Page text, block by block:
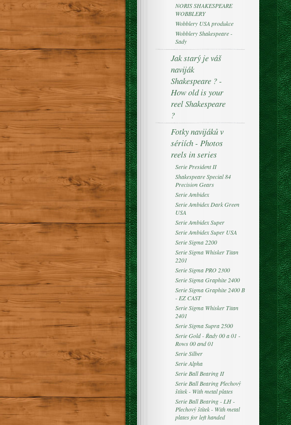
NORIS SHAKESPEARE
WOBBLERY
Wobblery USA produkce
Wobblery Shakespeare -
Sady
Jak starý je váš
naviják
Shakespeare ? -
How old is your
reel Shakespeare
?
Fotky navijáků v
sériích - Photos
reels in series
Serie President II
Shakespeare Special 84
Precision Gears
Serie Ambidex
Serie Ambidex Dark Green
USA
Serie Ambidex Super
Serie Ambidex Super USA
Serie Sigma 2200
Serie Sigma Whisker Titan
2201
Serie Sigma PRO 2300
Serie Sigma Graphite 2400
Serie Sigma Graphite 2400 B
- EZ CAST
Serie Sigma Whisker Titan
2401
Serie Sigma Supra 2500
Serie Gold - Řady 00 a 01 -
Rows 00 and 01
Serie Silber
Serie Alpha
Serie Ball Bearing II
Serie Ball Bearing Plechový
štítek - With metal plates
Serie Ball Bearing - LH -
Plechový štítek - With metal
plates for left handed